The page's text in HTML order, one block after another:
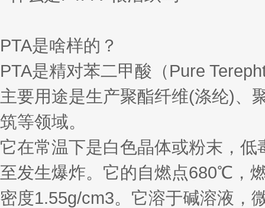
PTA是啥样的？
PTA是精对苯二甲酸（Pure
主要用途是生产聚酯纤维(涤纶)、
筑等领域。
它在常温下是白色晶体或粉末，
至发生爆炸。它的自燃点680℃，
密度1.55g/cm3。它溶于碱溶液，